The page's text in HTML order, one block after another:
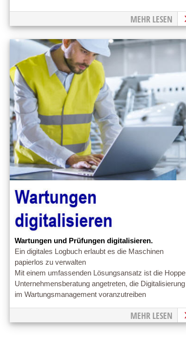
MEHR LESEN
Wartungen und Prüfungen digitalisieren.
Ein digitales Logbuch erlaubt es die Maschinen
papierlos zu verwalten
Mit einem umfassenden Lösungsansatz ist die Hoppe
Unternehmensberatung angetreten, die Digitalisierung
im Wartungsmanagement voranzutreiben
MEHR LESEN